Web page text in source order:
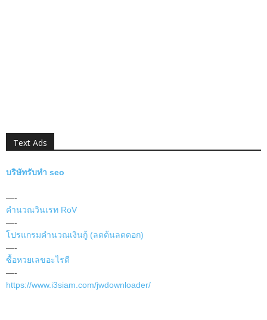
Text Ads
บริษัทรับทำ seo
—-
คำนวณวินเรท RoV
—-
โปรแกรมคำนวณเงินกู้ (ลดต้นลดดอก)
—-
ซื้อหวยเลขอะไรดี
—-
https://www.i3siam.com/jwdownloader/